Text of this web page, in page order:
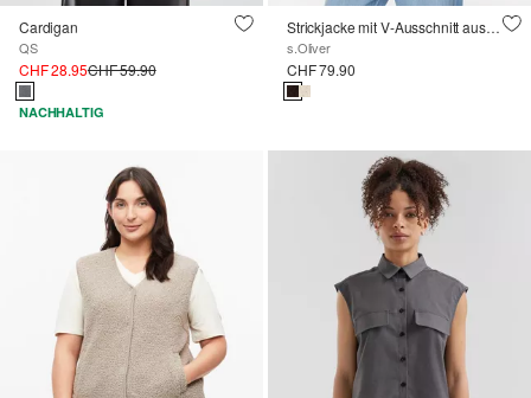
Cardigan
QS
CHF 28.95CHF 59.90
NACHHALTIG
Strickjacke mit V-Ausschnitt aus Baumwollmix
s.Oliver
CHF 79.90